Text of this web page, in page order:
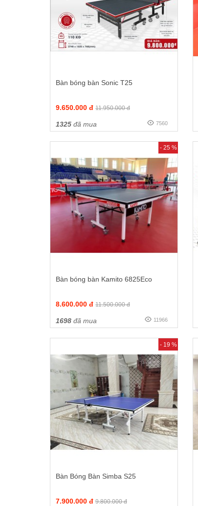
Bàn bóng bàn Sonic T25
9.650.000 đ 11.950.000 đ
1325 đã mua 7560
- 25 %
Bàn bóng bàn Kamito 6825Eco
8.600.000 đ 11.500.000 đ
1698 đã mua 11966
- 19 %
Bàn Bóng Bàn Simba S25
7.900.000 đ 9.800.000 đ